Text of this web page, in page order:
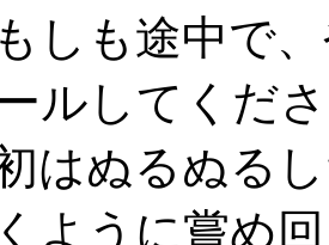
しも途中で
ルしてくだ
はぬるぬる
ように嘗め